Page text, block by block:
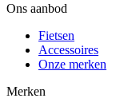
Ons aanbod
Fietsen
Accessoires
Onze merken
Merken